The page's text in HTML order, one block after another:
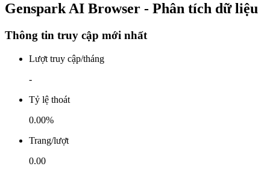
Genspark AI Browser - Phân tích dữ liệu
Thông tin truy cập mới nhất
Lượt truy cập/tháng
-
Tỷ lệ thoát
0.00%
Trang/lượt
0.00